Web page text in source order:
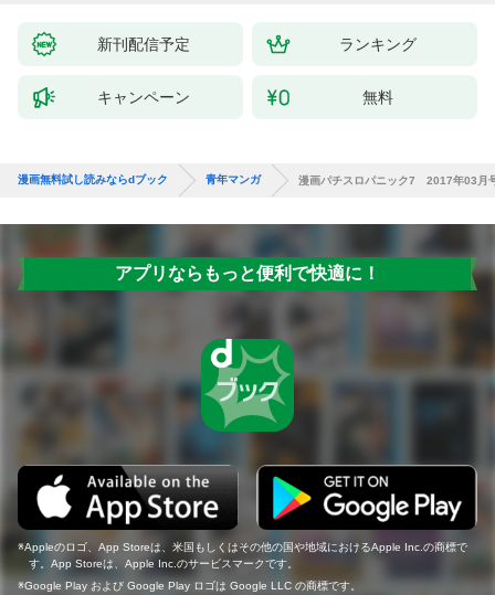
新刊配信予定 ランキング
キャンペーン 無料
漫画無料試し読みならdブック 青年マンガ 漫画パチスロパニック7 2017年03月
アプリならもっと便利で快適に！
Appleのロゴ、App Storeは、米国もしくはその他の国や地域におけるApple Inc.の商標で
す。App Storeは、Apple Inc.のサービスマークです。
Google Play および Google Play ロゴは Google LLC の商標です。